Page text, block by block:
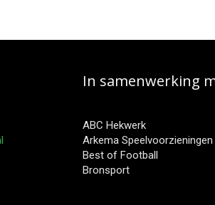
In samenwerking
ABC Hekwerk
Arkema Speelvoorzieningen
Best of Football
Bronsport